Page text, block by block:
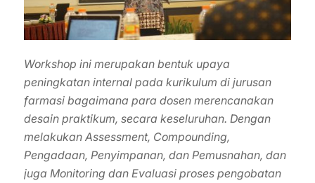
Workshop ini merupakan bentuk upaya
peningkatan internal pada kurikulum di jurusan
farmasi bagaimana para dosen merencanakan
desain praktikum, secara keseluruhan. Dengan
melakukan Assessment, Compounding,
Pengadaan, Penyimpanan, dan Pemusnahan, dan
juga Monitoring dan Evaluasi proses pengobatan